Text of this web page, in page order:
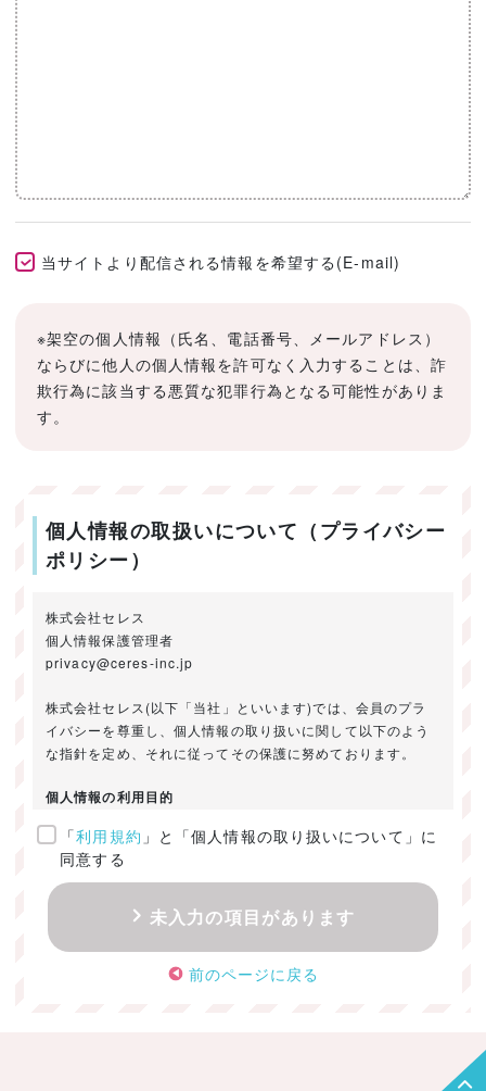
当サイトより配信される情報を希望する(E-mail)
※架空の個人情報（氏名、電話番号、メールアドレス）
ならびに他人の個人情報を許可なく入力することは、詐
欺行為に該当する悪質な犯罪行為となる可能性がありま
す。
個人情報の取扱いについて（プライバシー
ポリシー）
株式会社セレス
個人情報保護管理者
privacy@ceres-inc.jp
株式会社セレス(以下「当社」といいます)では、会員のプラ
イバシーを尊重し、個人情報の取り扱いに関して以下のよう
な指針を定め、それに従ってその保護に努めております。
個人情報の利用目的
ご提供いただきました個人情報は、以下のためにのみ利用い
たします。
・お問い合わせに対する回答及び資料送付のご連絡
・当社のお客様向けサービスの提供
・本人確認
・サービスの開発・改善のための分析
「利用規約 」と「個人情報の取り扱いについて」に
同意する
未入力の項目があります
前のページに戻る